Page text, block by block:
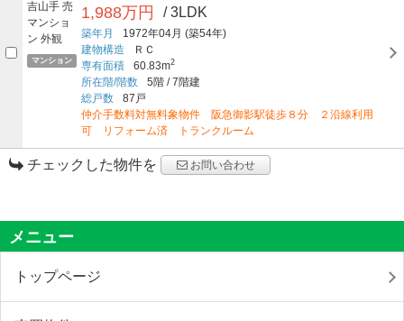
マンション
1,988万円 / 3LDK
築年月 1972年04月 (築54年)
建物構造
ＲＣ
専有面積
60.83m2
所在階/階数 5階 /7階建
総戸数
87戸
仲介手数料対無料象物件 阪急御影駅徒歩８分 ２沿線利用
可 リフォーム済 トランクルーム
チェックした物件を お問い合わせ
メニュー
トップページ